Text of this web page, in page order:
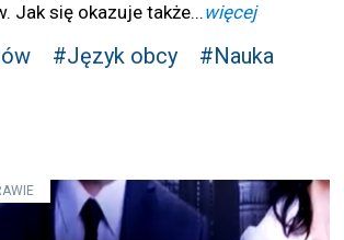
Jak się okazuje także...więcej
#Język obcy
#Nauka